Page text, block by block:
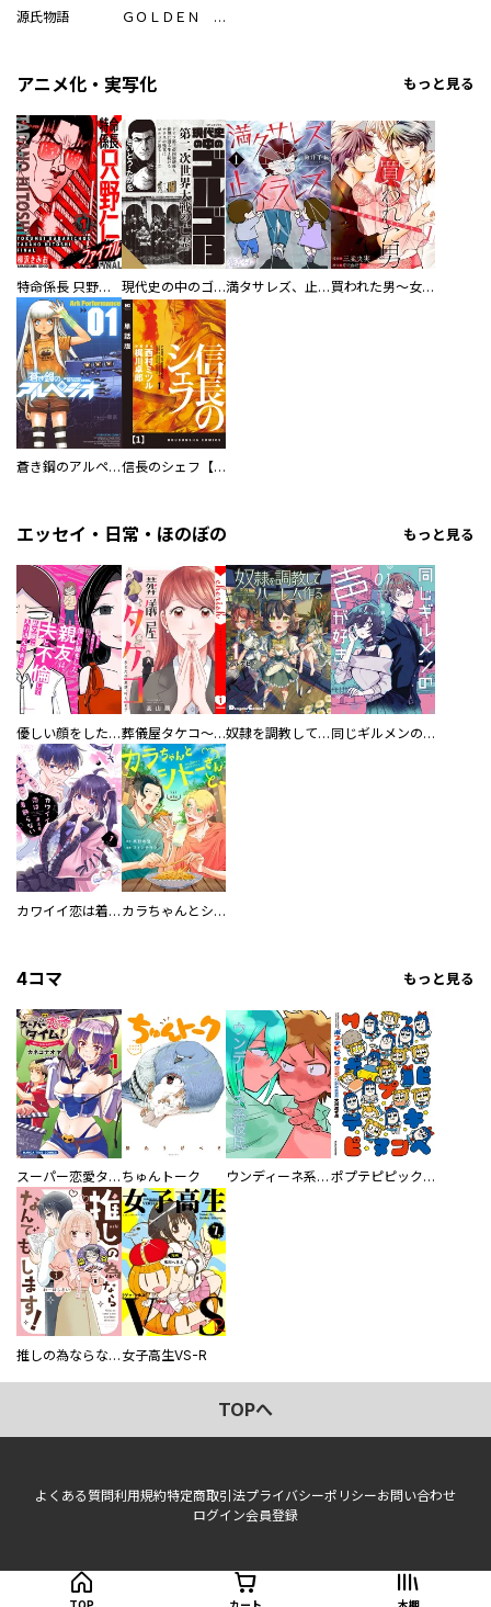
源氏物語 ＧＯＬＤＥＮ ＢＯＹ
アニメ化・実写化 もっと見る
特命係長 只野仁ファイナル 愛蔵版 現代史の中のゴルゴ13 満タサレズ、止メラレズ 買われた男～女性限定快感セラピスト～【描き下ろしおまけ付き特装版】
蒼き鋼のアルペジオ 信長のシェフ【単話版】
エッセイ・日常・ほのぼの もっと見る
優しい顔をした親友は、夫と不倫して私の家に入り込んできた。 葬儀屋タケコ～あなたの最期、叶えます【電子単行本版】 奴隷を調教してハーレム作る 同じギルメンの声が好き
カワイイ恋は着飾らない カラちゃんとシトーさんと、 【分冊版】
4コマ もっと見る
スーパー恋愛タイム！～現場でドＳな彼女は自宅でデレる～ ちゅんトーク ウンディーネ系彼氏 ポプテピピック SEASON EIGHT
推しの為ならなんでもします！ 女子高生VS-R
TOPへ
よくある質問利用規約特定商取引法プライバシーポリシーお問い合わせ
ログイン会員登録